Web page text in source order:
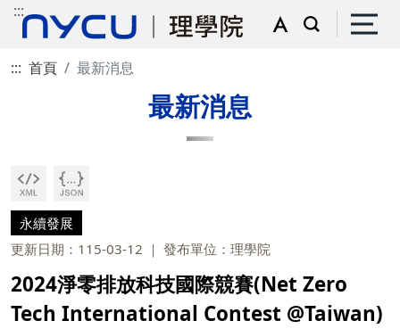
:::
::: 首頁 最新消息
最新消息
永續發展
更新日期：115-03-12
發布單位：理學院
2024淨零排放科技國際競賽(Net Zero
Tech International Contest @Taiwan)